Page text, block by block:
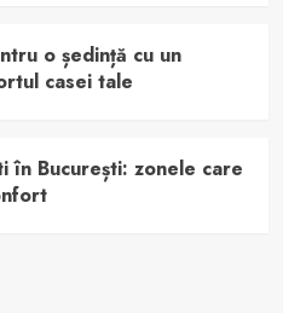
o ședință cu un
casei tale
în București: zonele care